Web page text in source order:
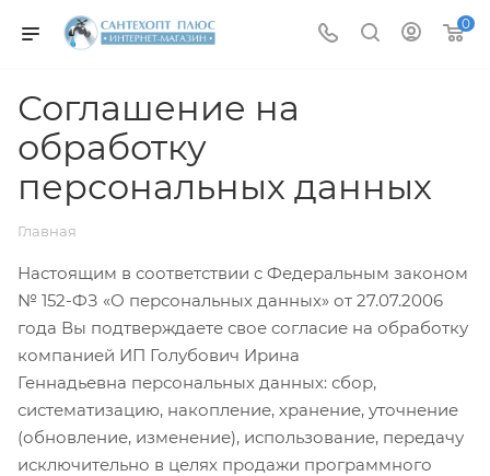
0
Соглашение на
обработку
персональных данных
Главная
Настоящим в соответствии с Федеральным законом
№ 152-ФЗ «О персональных данных» от 27.07.2006
года Вы подтверждаете свое согласие на обработку
компанией ИП Голубович Ирина
Геннадьевна персональных данных: сбор,
систематизацию, накопление, хранение, уточнение
(обновление, изменение), использование, передачу
исключительно в целях продажи программного